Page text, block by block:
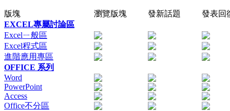
版塊 瀏覽版塊 發新話題
發表回
EXCEL專屬討論區
Excelㄧ般區
Excel程式區
進階應用專區
OFFICE 系列
Word
PowerPoint
Access
Office不分區